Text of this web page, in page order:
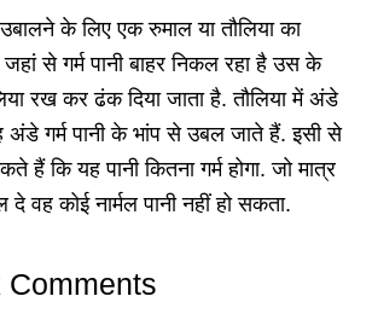
के लिए एक रुमाल या तौलिया का
से गर्म पानी बाहर निकल रहा है उस के
रख कर ढंक दिया जाता है. तौलिया में अंडे
अंडे गर्म पानी के भांप से उबल जाते हैं. इसी से
हैं कि यह पानी कितना गर्म होगा. जो मात्र
वह कोई नार्मल पानी नहीं हो सकता.
Comments